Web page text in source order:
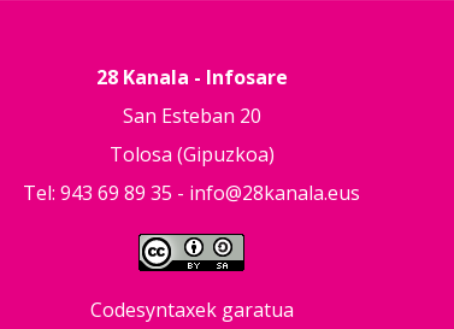
28 Kanala - Infosare
San Esteban 20
Tolosa (Gipuzkoa)
Tel: 943 69 89 35 - info@28kanala.eus
Codesyntaxek garatua